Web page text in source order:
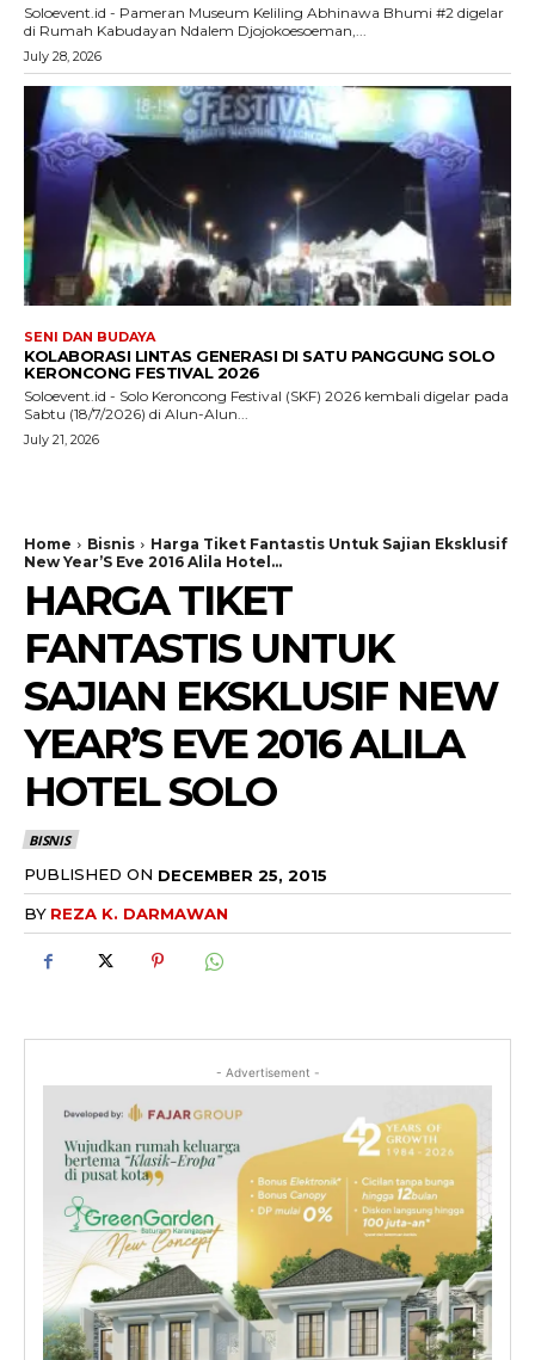
Soloevent.id - Pameran Museum Keliling Abhinawa Bhumi #2 digelar
di Rumah Kabudayan Ndalem Djojokoesoeman,...
July 28, 2026
SENI DAN BUDAYA
KOLABORASI LINTAS GENERASI DI SATU PANGGUNG SOLO
KERONCONG FESTIVAL 2026
Soloevent.id - Solo Keroncong Festival (SKF) 2026 kembali digelar pada
Sabtu (18/7/2026) di Alun-Alun...
July 21, 2026